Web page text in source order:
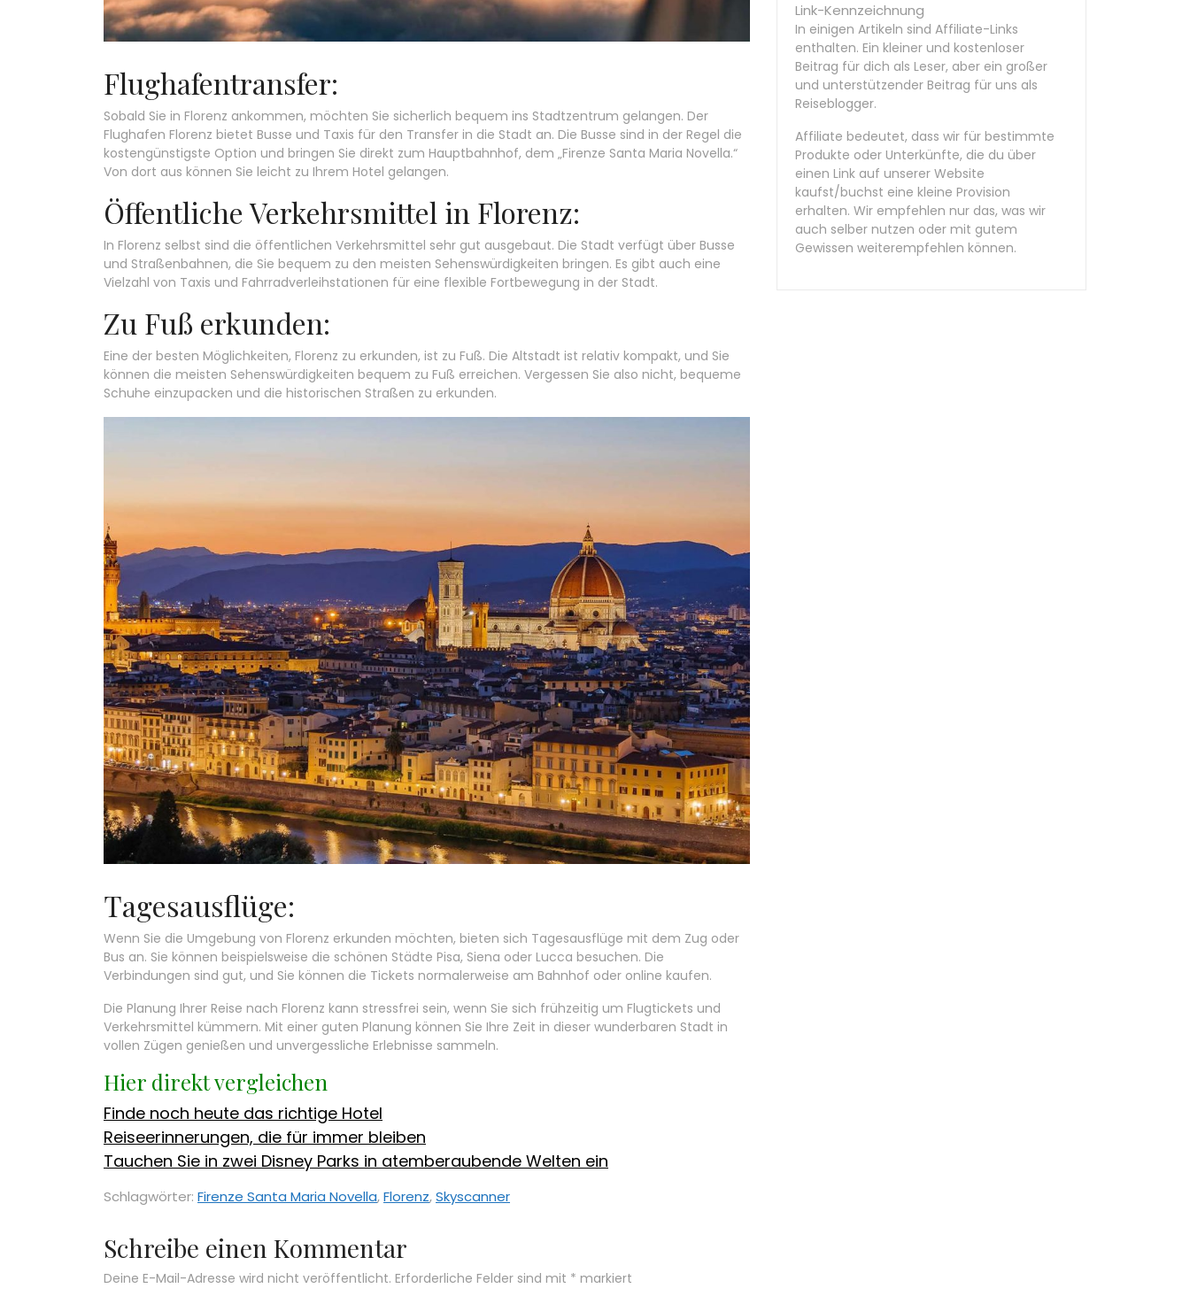
Flughafentransfer:
Sobald Sie in Florenz ankommen, möchten Sie sicherlich bequem ins Stadtzentrum gelangen. Der
Flughafen Florenz bietet Busse und Taxis für den Transfer in die Stadt an. Die Busse sind in der Regel die
kostengünstigste Option und bringen Sie direkt zum Hauptbahnhof, dem „Firenze Santa Maria Novella.“
Von dort aus können Sie leicht zu Ihrem Hotel gelangen.
Öffentliche Verkehrsmittel in Florenz:
In Florenz selbst sind die öffentlichen Verkehrsmittel sehr gut ausgebaut. Die Stadt verfügt über Busse
und Straßenbahnen, die Sie bequem zu den meisten Sehenswürdigkeiten bringen. Es gibt auch eine
Vielzahl von Taxis und Fahrradverleihstationen für eine flexible Fortbewegung in der Stadt.
Zu Fuß erkunden:
Eine der besten Möglichkeiten, Florenz zu erkunden, ist zu Fuß. Die Altstadt ist relativ kompakt, und Sie
können die meisten Sehenswürdigkeiten bequem zu Fuß erreichen. Vergessen Sie also nicht, bequeme
Schuhe einzupacken und die historischen Straßen zu erkunden.
Tagesausflüge:
Wenn Sie die Umgebung von Florenz erkunden möchten, bieten sich Tagesausflüge mit dem Zug oder
Bus an. Sie können beispielsweise die schönen Städte Pisa, Siena oder Lucca besuchen. Die
Verbindungen sind gut, und Sie können die Tickets normalerweise am Bahnhof oder online kaufen.
Die Planung Ihrer Reise nach Florenz kann stressfrei sein, wenn Sie sich frühzeitig um Flugtickets und
Verkehrsmittel kümmern. Mit einer guten Planung können Sie Ihre Zeit in dieser wunderbaren Stadt in
vollen Zügen genießen und unvergessliche Erlebnisse sammeln.
Hier direkt vergleichen
Finde noch heute das richtige Hotel
Reiseerinnerungen, die für immer bleiben
Tauchen Sie in zwei Disney Parks in atemberaubende Welten ein
Schlagwörter: Firenze Santa Maria Novella,Florenz,Skyscanner
Schreibe einen Kommentar
Deine E-Mail-Adresse wird nicht veröffentlicht. Erforderliche Felder sind mit * markiert
Link-Kennzeichnung
In einigen Artikeln sind Affiliate-Links
enthalten. Ein kleiner und kostenloser
Beitrag für dich als Leser, aber ein großer
und unterstützender Beitrag für uns als
Reiseblogger.
Affiliate bedeutet, dass wir für bestimmte
Produkte oder Unterkünfte, die du über
einen Link auf unserer Website
kaufst/buchst eine kleine Provision
erhalten. Wir empfehlen nur das, was wir
auch selber nutzen oder mit gutem
Gewissen weiterempfehlen können.